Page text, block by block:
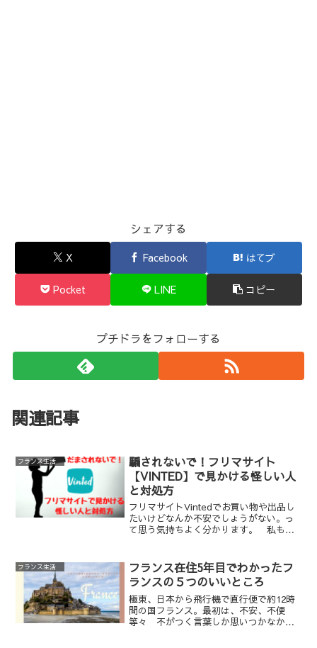
シェアする
X Facebook はてブ
Pocket LINE コピー
プチドラをフォローする
関連記事
フランス生活
騙されないで！フリマサイト
【VINTED】で見かける怪しい人
と対処方
フリマサイトVintedでお買い物や出品し
たいけどなんか不安でしょうがない。っ
て思う気持ちよく分かります。 私も最
があります。 困ったことに流行と利
益のある分野ではど...
フランス生活
フランス在住5年目でわかったフ
ランスの５つのいいところ
極東、日本から飛行機で直行便で約12時
間の国フランス。最初は、不安、不便
等々 不がつく言葉しか思いつかなかっ